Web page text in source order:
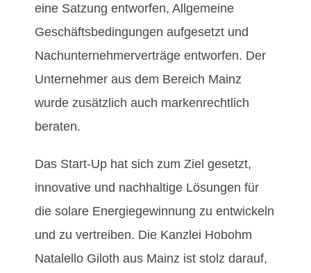
eine Satzung entworfen, Allgemeine
Geschäftsbedingungen aufgesetzt und
Nachunternehmerverträge entworfen. Der
Unternehmer aus dem Bereich Mainz
wurde zusätzlich auch markenrechtlich
beraten.
Das Start-Up hat sich zum Ziel gesetzt,
innovative und nachhaltige Lösungen für
die solare Energiegewinnung zu entwickeln
und zu vertreiben. Die Kanzlei Hobohm
Natalello Giloth aus Mainz ist stolz darauf,